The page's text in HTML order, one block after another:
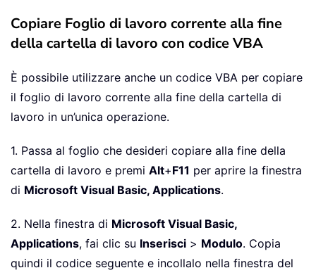
Copiare Foglio di lavoro corrente alla fine
della cartella di lavoro con codice VBA
È possibile utilizzare anche un codice VBA per copiare
il foglio di lavoro corrente alla fine della cartella di
lavoro in un’unica operazione.
1. Passa al foglio che desideri copiare alla fine della
cartella di lavoro e premi Alt+F11 per aprire la finestra
di Microsoft Visual Basic, Applications.
2. Nella finestra di Microsoft Visual Basic,
Applications, fai clic su Inserisci > Modulo. Copia
quindi il codice seguente e incollalo nella finestra del